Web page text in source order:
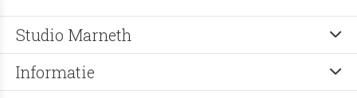
Studio Marneth
Informatie